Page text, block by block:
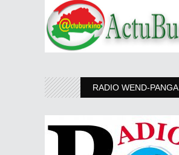
RADIO WEND-PANGA